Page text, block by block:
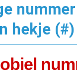
hekje (#)